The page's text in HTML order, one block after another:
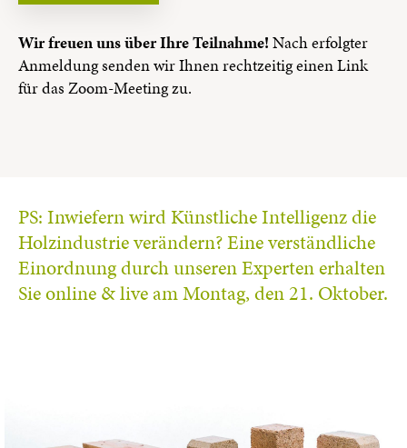
Wir freuen uns über Ihre Teilnahme!Nach erfolgter
Anmeldung senden wir Ihnen rechtzeitig einen Link
für das Zoom-Meeting zu.
PS: Inwiefern wird Künstliche Intelligenz die
Holzindustrie verändern? Eine verständliche
Einordnung durch unseren Experten erhalten
Sie online & live am Montag, den 21. Oktober.